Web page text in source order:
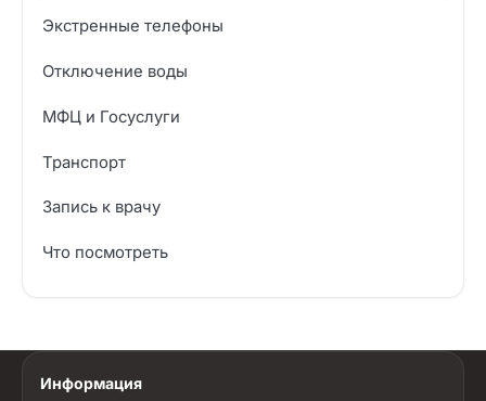
Экстренные телефоны
Отключение воды
МФЦ и Госуслуги
Транспорт
Запись к врачу
Что посмотреть
Информация